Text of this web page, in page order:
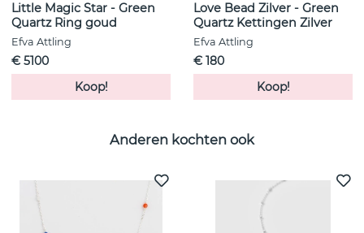
Little Magic Star - Green
Quartz Ring goud
Efva Attling
€ 5100
Koop!
Love Bead Zilver - Green
Quartz Kettingen Zilver
Efva Attling
€ 180
Koop!
Anderen kochten ook